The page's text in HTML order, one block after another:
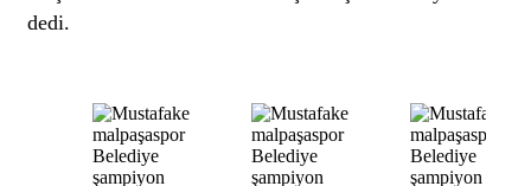
dedi.